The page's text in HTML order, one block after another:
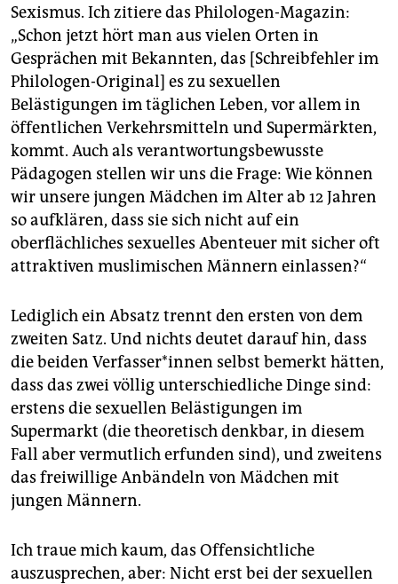
Sexismus. Ich zitiere das Philologen-Magazin:
„Schon jetzt hört man aus vielen Orten in
Gesprächen mit Bekannten, das [Schreibfehler im
Philologen-Original] es zu sexuellen
Belästigungen im täglichen Leben, vor allem in
öffentlichen Verkehrsmitteln und Supermärkten,
kommt. Auch als verantwortungsbewusste
Pädagogen stellen wir uns die Frage: Wie können
wir unsere jungen Mädchen im Alter ab 12 Jahren
so aufklären, dass sie sich nicht auf ein
oberflächliches sexuelles Abenteuer mit sicher oft
attraktiven muslimischen Männern einlassen?“
Lediglich ein Absatz trennt den ersten von dem
zweiten Satz. Und nichts deutet darauf hin, dass
die beiden Verfasser*innen selbst bemerkt hätten,
dass das zwei völlig unterschiedliche Dinge sind:
erstens die sexuellen Belästigungen im
Supermarkt (die theoretisch denkbar, in diesem
Fall aber vermutlich erfunden sind), und zweitens
das freiwillige Anbändeln von Mädchen mit
jungen Männern.
Ich traue mich kaum, das Offensichtliche
auszusprechen, aber: Nicht erst bei der sexuellen